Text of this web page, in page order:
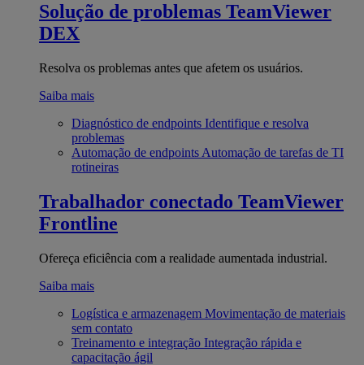
Solução de problemas TeamViewer
DEX
Resolva os problemas antes que afetem os usuários.
Saiba mais
Diagnóstico de endpoints Identifique e resolva
problemas
Automação de endpoints Automação de tarefas de TI
rotineiras
Trabalhador conectado TeamViewer
Frontline
Ofereça eficiência com a realidade aumentada industrial.
Saiba mais
Logística e armazenagem Movimentação de materiais
sem contato
Treinamento e integração Integração rápida e
capacitação ágil